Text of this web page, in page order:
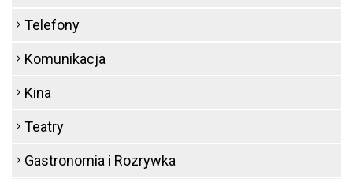
Telefony
Komunikacja
Kina
Teatry
Gastronomia i Rozrywka